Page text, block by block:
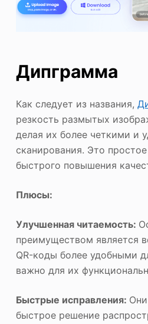
Дипграмма
Как следует из названия,
резкость размытых
делая их более четкими и
сканирования. Это
быстрого повышения
Плюсы:
Улучшенная читаемость:
преимуществом является
QR-коды более удобными
важно для их
Быстрые исправления:
быстрое решение